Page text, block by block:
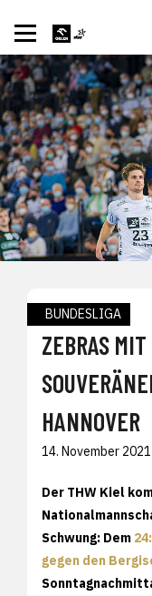
BUNDESLIGA
ZEBRAS
HANNOVER
14. November 2021
Der THW Kiel
Schwung: Dem
gegen den